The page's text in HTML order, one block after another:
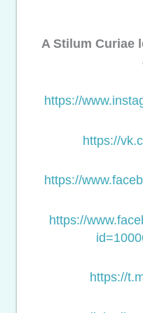
A Stilum Curiae
https://
https://
https://
https://
https://